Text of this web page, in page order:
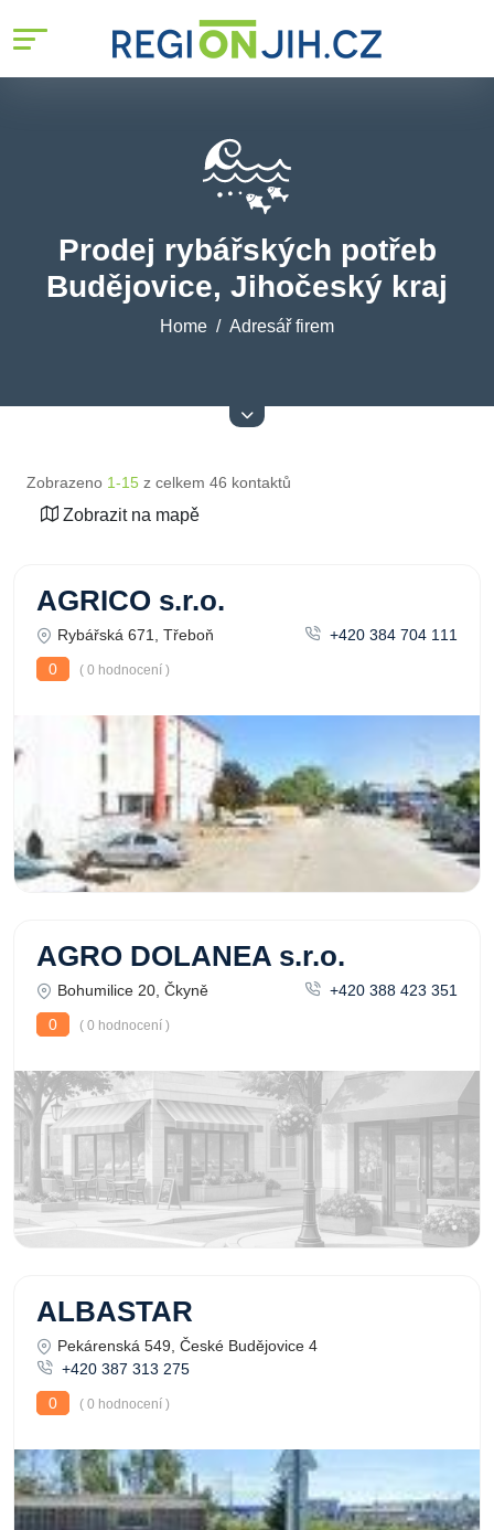
Prodej rybářských potřeb
Budějovice, Jihočeský kraj
Home Adresář firem
Zobrazeno 1-15 z celkem 46 kontaktů
Zobrazit na mapě
AGRICO s.r.o.
Rybářská 671, Třeboň
+420 384 704 111
0
( 0 hodnocení )
AGRO DOLANEA s.r.o.
Bohumilice 20, Čkyně
+420 388 423 351
0
( 0 hodnocení )
ALBASTAR
Pekárenská 549, České Budějovice 4
+420 387 313 275
0
( 0 hodnocení )